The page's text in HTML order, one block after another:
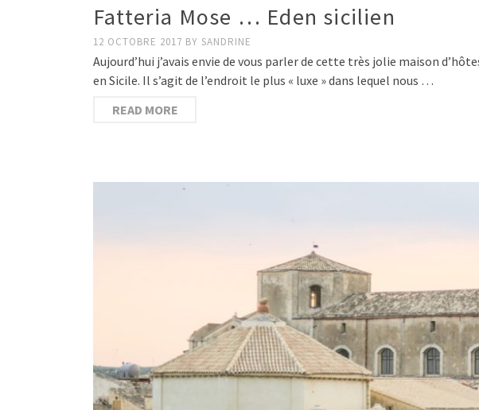
Fatteria Mose … Eden sicilien
12 OCTOBRE 2017 BY SANDRINE
Aujourd’hui j’avais envie de vous parler de cette très jolie maison
en Sicile. Il s’agit de l’endroit le plus « luxe » dans lequel nous …
READ MORE